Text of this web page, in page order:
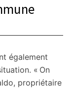
également
« On
propriétaire